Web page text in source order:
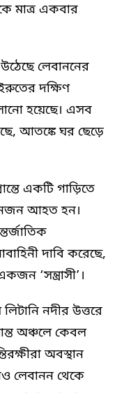
মাত্র একবার
লেবাননের
দক্ষিণ
হয়েছে। এসব
আতঙ্কে ঘর ছেড়ে
একটি গাড়িতে
আহত হন।
দাবি করেছে,
‘সন্ত্রাসী’।
নদীর উত্তরে
অঞ্চলে কেবল
অবস্থান
লেবানন থেকে